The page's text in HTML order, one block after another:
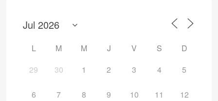
L M M J V S
D
29
30 1 2 3 4 5
6 7 8 9 10 11 12